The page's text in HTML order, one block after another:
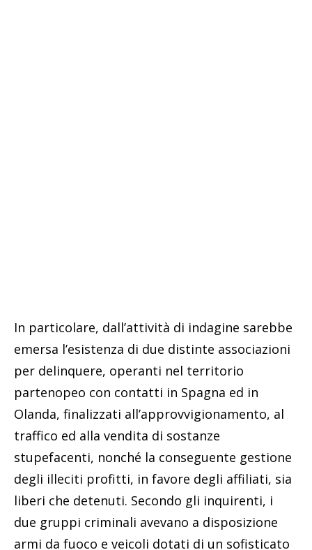
In particolare, dall’attività di indagine sarebbe
emersa l’esistenza di due distinte associazioni
per delinquere, operanti nel territorio
partenopeo con contatti in Spagna ed in
Olanda, finalizzati all’approvvigionamento, al
traffico ed alla vendita di sostanze
stupefacenti, nonché la conseguente gestione
degli illeciti profitti, in favore degli affiliati, sia
liberi che detenuti. Secondo gli inquirenti, i
due gruppi criminali avevano a disposizione
armi da fuoco e veicoli dotati di un sofisticato